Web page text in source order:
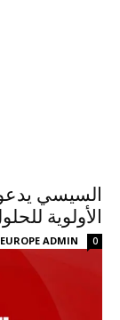
السيسي
الأولوية
ADMIN 0